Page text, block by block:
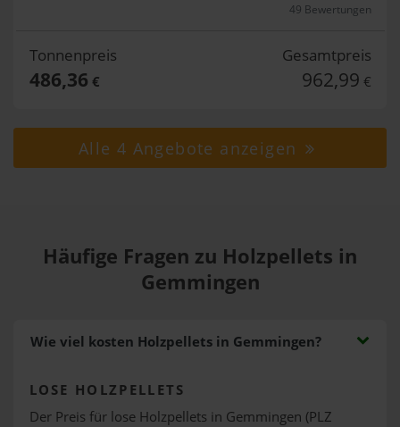
49 Bewertungen
Tonnenpreis
486,36 €
Gesamtpreis
962,99 €
Alle 4 Angebote anzeigen
Häufige Fragen zu Holzpellets in
Gemmingen
Wie viel kosten Holzpellets in Gemmingen?
LOSE HOLZPELLETS
Der Preis für lose Holzpellets in Gemmingen (PLZ